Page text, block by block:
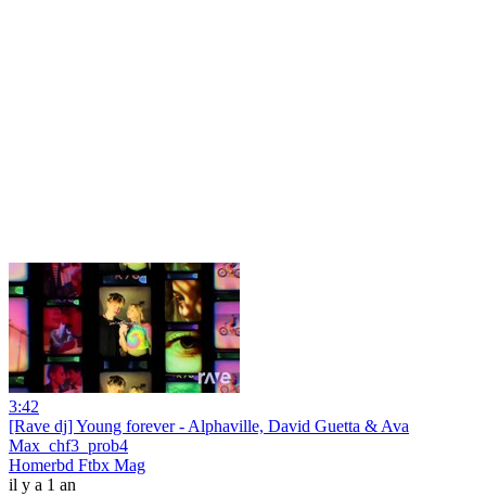
3:42
[Rave dj] Young forever - Alphaville, David Guetta & Ava
Max_chf3_prob4
Homerbd Ftbx Mag
il y a 1 an